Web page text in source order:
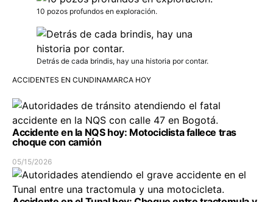
10 pozos profundos en exploración.
Detrás de cada brindis, hay una historia por contar.
ACCIDENTES EN CUNDINAMARCA HOY
Accidente en la NQS hoy: Motociclista fallece tras
choque con camión
05/15/2026